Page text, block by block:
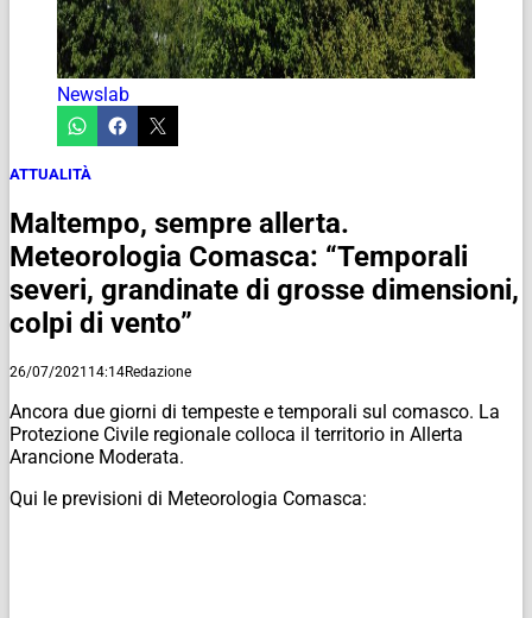
Newslab
ATTUALITÀ
Maltempo, sempre allerta.
Meteorologia Comasca: “Temporali
severi, grandinate di grosse dimensioni,
colpi di vento”
26/07/2021 14:14Redazione
Ancora due giorni di tempeste e temporali sul comasco. La
Protezione Civile regionale colloca il territorio in Allerta
Arancione Moderata.
Qui le previsioni di Meteorologia Comasca: